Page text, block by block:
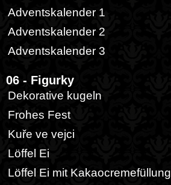
Adventskalender 1
Adventskalender 2
Adventskalender 3
06 - Figurky
Dekorative kugeln
Frohes Fest
Kuře ve vejci
Löffel Ei
Löffel Ei mit Kakaocremefüllung